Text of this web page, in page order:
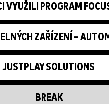
VYUŽILI PROGRAM
ZAŘÍZENÍ –
JUSTPLAY SOLUTIONS
BREAK